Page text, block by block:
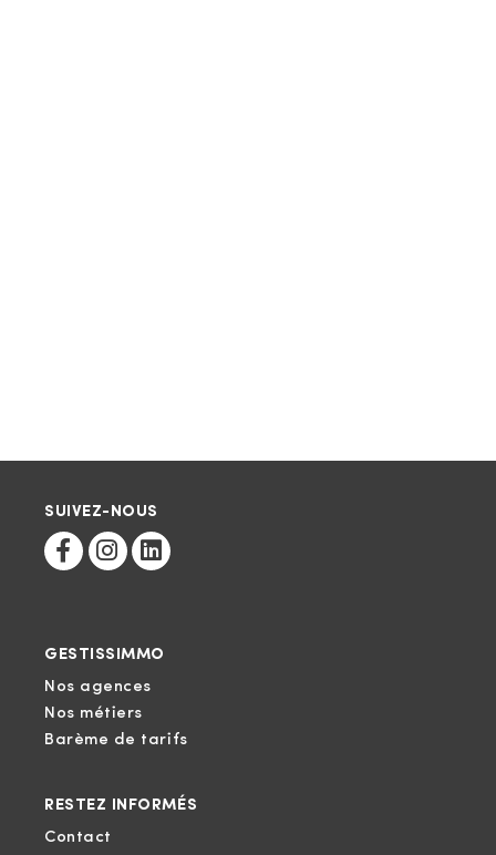
SUIVEZ-NOUS
GESTISSIMMO
Nos agences
Nos métiers
Barème de tarifs
RESTEZ INFORMÉS
Contact